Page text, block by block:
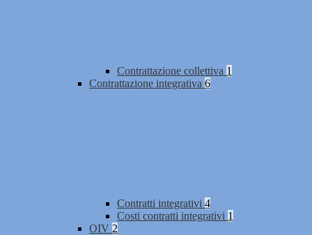
Contrattazione collettiva 1
Contrattazione integrativa 6
Contratti integrativi 4
Costi contratti integrativi 1
OIV 2